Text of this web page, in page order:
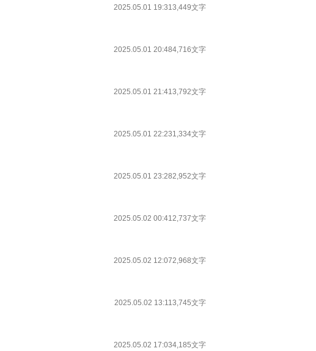
2025.05.01 19:313,449文字
2025.05.01 20:484,716文字
2025.05.01 21:413,792文字
2025.05.01 22:231,334文字
2025.05.01 23:282,952文字
2025.05.02 00:412,737文字
2025.05.02 12:072,968文字
2025.05.02 13:113,745文字
2025.05.02 17:034,185文字